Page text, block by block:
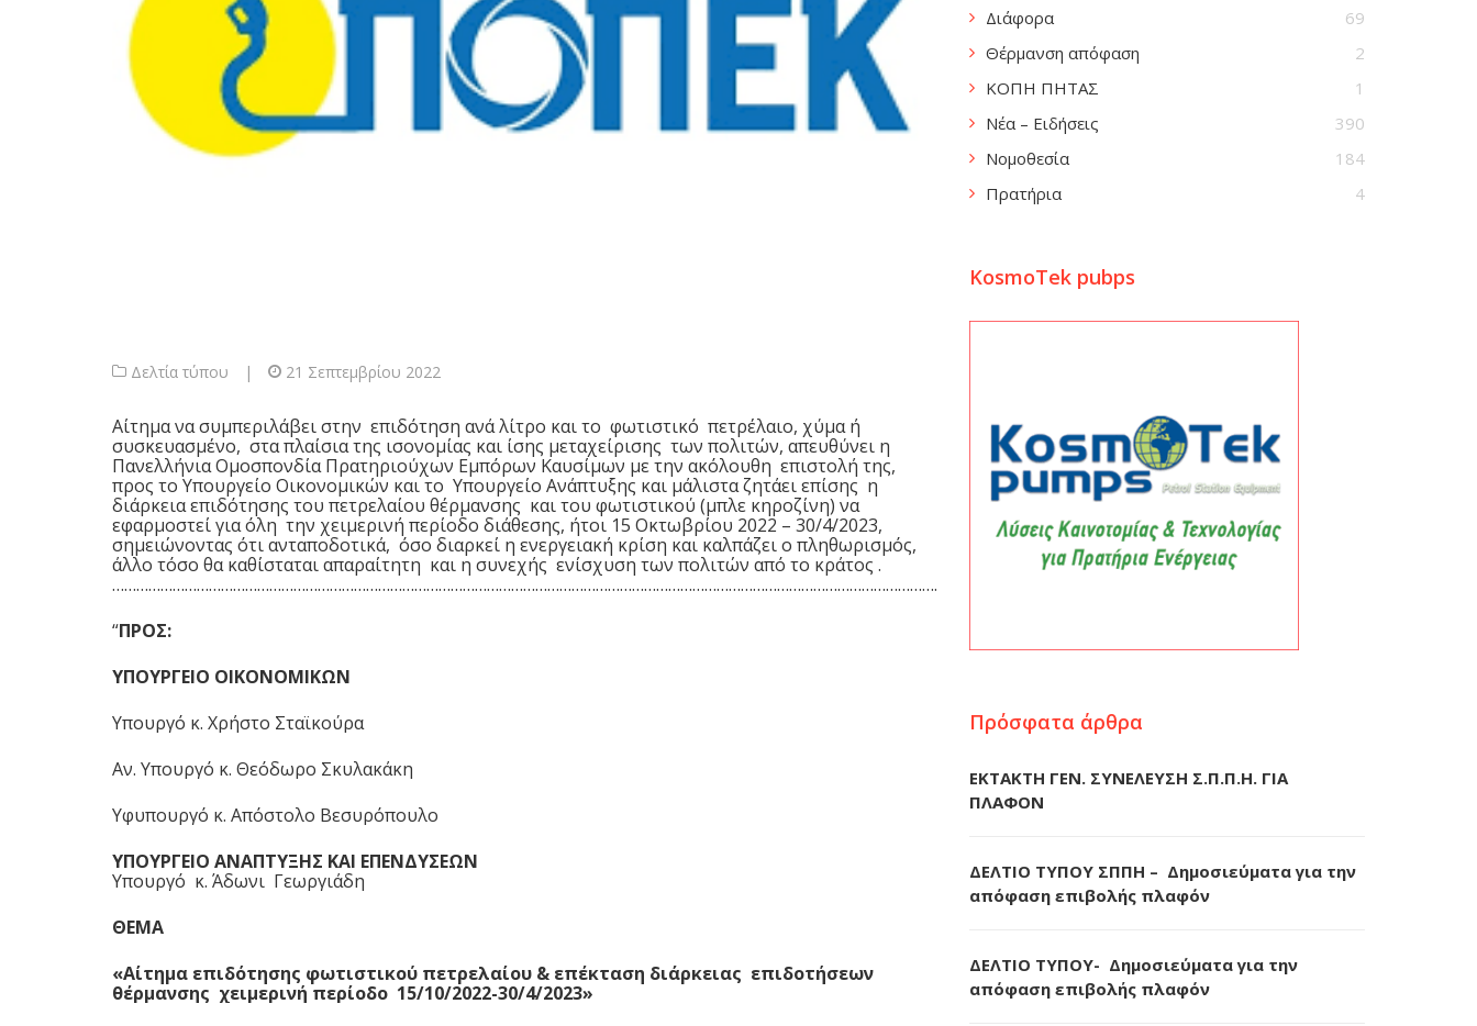
Δελτία τύπου | 21 Σεπτεμβρίου 2022
Αίτημα να συμπεριλάβει στην επιδότηση ανά λίτρο και το φωτιστικό πετρέλαιο, χύμα ή
συσκευασμένο, στα πλαίσια της ισονομίας και ίσης μεταχείρισης των πολιτών, απευθύνει η
Πανελλήνια Ομοσπονδία Πρατηριούχων Εμπόρων Καυσίμων με την ακόλουθη επιστολή της,
προς το Υπουργείο Οικονομικών και το Υπουργείο Ανάπτυξης και μάλιστα ζητάει επίσης η
διάρκεια επιδότησης του πετρελαίου θέρμανσης και του φωτιστικού (μπλε κηροζίνη) να
εφαρμοστεί για όλη την χειμερινή περίοδο διάθεσης, ήτοι 15 Οκτωβρίου 2022 – 30/4/2023,
σημειώνοντας ότι ανταποδοτικά, όσο διαρκεί η ενεργειακή κρίση και καλπάζει ο πληθωρισμός,
άλλο τόσο θα καθίσταται απαραίτητη και η συνεχής ενίσχυση των πολιτών από το κράτος .
………………………………………………………………………………………………………………………………………………………………………………………………..
“ΠΡΟΣ:
ΥΠΟΥΡΓΕΙΟ ΟΙΚΟΝΟΜΙΚΩΝ
Υπουργό κ. Χρήστο Σταϊκούρα
Αν. Υπουργό κ. Θεόδωρο Σκυλακάκη
Υφυπουργό κ. Απόστολο Βεσυρόπουλο
ΥΠΟΥΡΓΕΙΟ ΑΝΑΠΤΥΞΗΣ ΚΑΙ ΕΠΕΝΔΥΣΕΩΝ
Υπουργό κ. Άδωνι Γεωργιάδη
ΘΕΜΑ
«Αίτημα επιδότησης φωτιστικού πετρελαίου & επέκταση διάρκειας επιδοτήσεων
θέρμανσης χειμερινή περίοδο 15/10/2022-30/4/2023»
Διάφορα
69
Θέρμανση απόφαση
2
ΚΟΠΗ ΠΗΤΑΣ
1
Νέα – Ειδήσεις
390
Νομοθεσία
184
Πρατήρια
4
KosmoTek pubps
Πρόσφατα άρθρα
ΕΚΤΑΚΤΗ ΓΕΝ. ΣΥΝΕΛΕΥΣΗ Σ.Π.Π.Η. ΓΙΑ
ΠΛΑΦΟΝ
ΔΕΛΤΙΟ ΤΥΠΟΥ ΣΠΠΗ – Δημοσιεύματα για την
απόφαση επιβολής πλαφόν
ΔΕΛΤΙΟ ΤΥΠΟΥ- Δημοσιεύματα για την
απόφαση επιβολής πλαφόν